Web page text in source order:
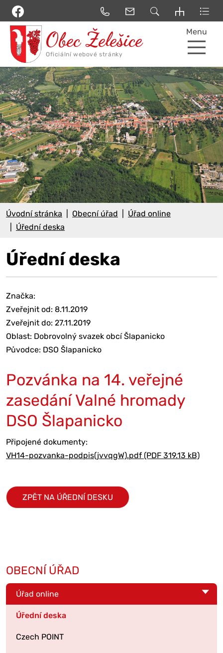
Menu
Úvodní stránka Obecní úřad
Úřad online
Úřední deska
Úřední deska
Značka:
Zveřejnit od: 8.11.2019
Zveřejnit do: 27.11.2019
Oblast: Dobrovolný svazek obcí Šlapanicko
Původce: DSO Šlapanicko
Pozvánka na 14. veřejné
zasedání Valné hromady
DSO Šlapanicko
Připojené dokumenty:
VH14-pozvanka-podpis(jvvqgW).pdf (PDF 319.13 kB)
ZPĚT NA ÚŘEDNÍ DESKU
OBECNÍ ÚŘAD
Úřad online
Úřední deska
Czech POINT